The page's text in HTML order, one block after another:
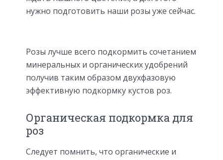
нужно подготовить наши розы уже сейчас.
Розы лучше всего подкормить сочетанием
минеральных и органических удобрений
получив таким образом двухфазовую
эффективную подкормку кустов роз.
Органическая подкормка для
роз
Следует помнить, что органические и